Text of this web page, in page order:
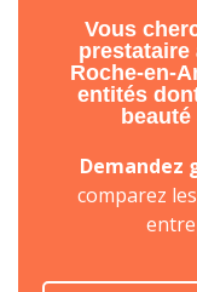
Vous
prestataire
Roche-en-
entités
beauté
comparez